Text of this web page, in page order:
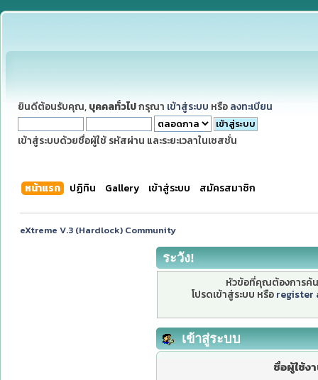
ยินดีต้อนรับคุณ, บุคคลทั่วไปกรุณา เข้าสู่ระบบ หรือ ลงทะเบียน
เข้าสู่ระบบด้วยชื่อผู้ใช้ รหัสผ่าน และระยะเวลาในเซสชั่น
หน้าแรก ปฏิทิน Gallery เข้าสู่ระบบ สมัครสมาชิก
eXtreme V.3 (Hardlock) Community
ระวัง!
หัวข้อที่คุณต้องการค้
โปรดเข้าสู่ระบบ หรือ register
เข้าสู่ระบบ
ชื่อผู้ใช้ง